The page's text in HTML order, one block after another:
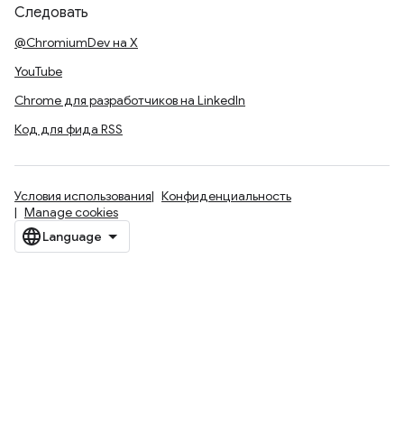
Следовать
@ChromiumDev на X
YouTube
Chrome для разработчиков на LinkedIn
Код для фида RSS
Условия использования
Конфиденциальность
Manage cookies